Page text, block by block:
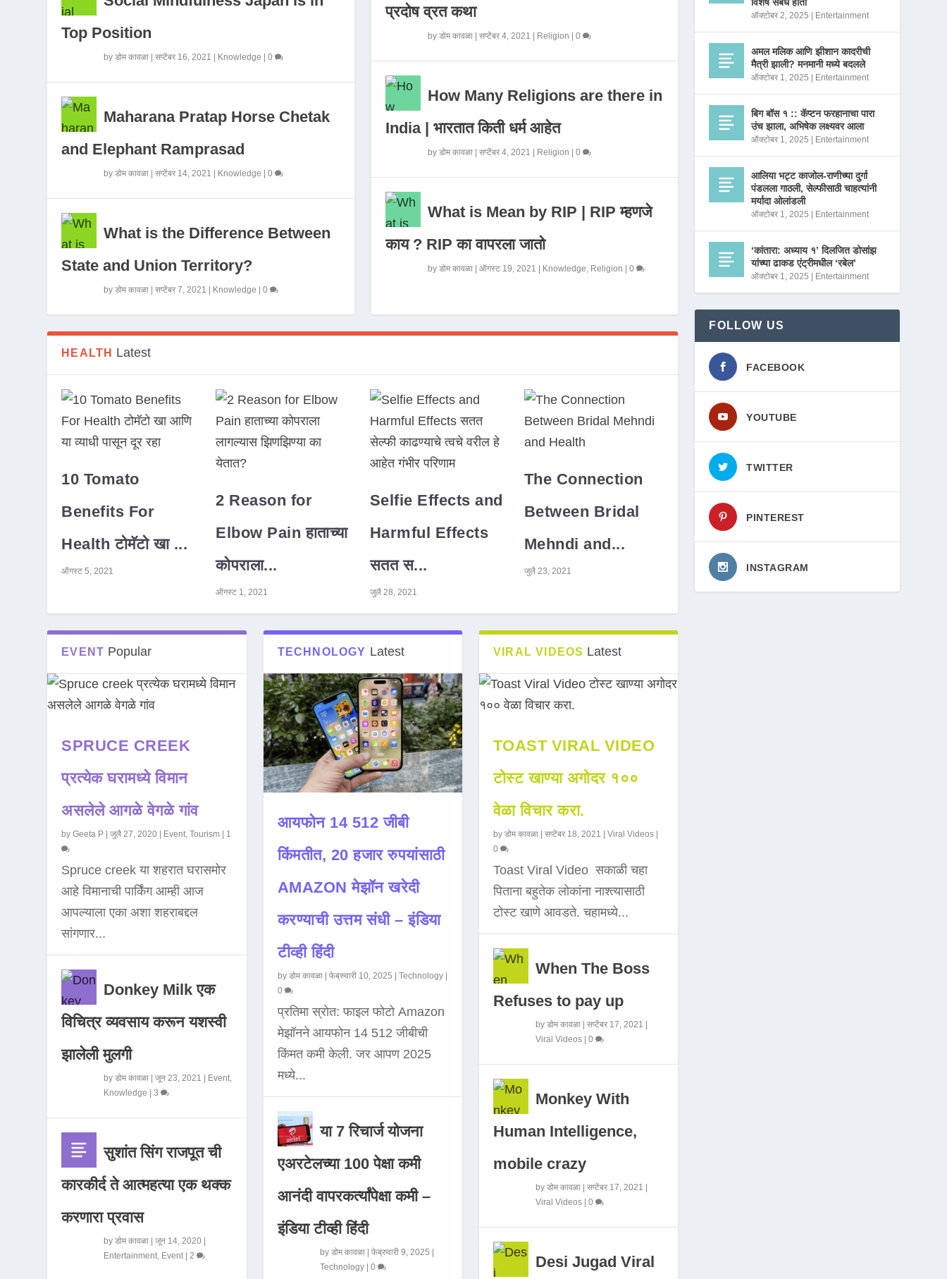
Top Position
byडोम कावळा |सप्टेंबर 16, 2021 Knowledge |0
Maharana Pratap Horse Chetak
and Elephant Ramprasad
byडोम कावळा |सप्टेंबर 14, 2021 Knowledge |0
What is the Difference Between
State and Union Territory?
byडोम कावळा |सप्टेंबर 7, 2021 Knowledge |0
प्रदोष व्रत कथा
by डोम कावळा| सप्टेंबर 4, 2021 Religion 0
How Many Religions are there in
India | भारतात किती धर्म आहेत
by डोम कावळा| सप्टेंबर 4, 2021 Religion 0
What is Mean by RIP | RIP म्हणजे
काय ? RIP का वापरला जातो
by डोम कावळा| ऑगस्ट 19, 2021 Knowledge, Religion 0
HEALTH Latest
10 Tomato
Benefits For
Health टोमॅटो खा ...
ऑगस्ट 5, 2021
2 Reason for
Elbow Pain हाताच्या
कोपराला...
ऑगस्ट 1, 2021
Selfie Effects and
Harmful Effects
सतत स...
जुलै 28, 2021
The Connection
Between Bridal
Mehndi and...
जुलै 23, 2021
EVENT Popular
SPRUCE CREEK
प्रत्येक घरामध्ये विमान
असलेले आगळे वेगळे गांव
byGeeta P |जुलै 27, 2020 | Event ,Tourism | 1
Spruce creek या शहरात घरासमोर
आहे विमानाची पार्किंग आम्ही आज
आपल्याला एका अशा शहराबद्दल
सांगणार...
Donkey Milk एक
विचित्र व्यवसाय करून यशस्वी
झालेली मुलगी
byडोम कावळा |जून 23, 2021 | Event
Knowledge |3
सुशांत सिंग राजपूत ची
कारकीर्द ते आत्महत्या एक थक्क
करणारा प्रवास
byडोम कावळा |जून 14, 2020 |
Entertainment Event | 2
TECHNOLOGY Latest
आयफोन 14 512 जीबी
किंमतीत, 20 हजार रुपयांसाठी
AMAZON मेझॉन खरेदी
करण्याची उत्तम संधी – इंडिया
टीव्ही हिंदी
by डोम कावळा| फेब्रुवारी 10, 2025 Technology|
0
प्रतिमा स्रोत: फाइल फोटो Amazon
मेझॉनने आयफोन 14 512 जीबीची
किंमत कमी केली. जर आपण 2025
मध्ये...
या 7 रिचार्ज योजना
एअरटेलच्या 100 पेक्षा कमी
आनंदी वापरकर्त्यांपेक्षा कमी –
इंडिया टीव्ही हिंदी
by डोम कावळा| फेब्रुवारी 9, 2025
Technology| 0
VIRAL VIDEOS Latest
TOAST VIRAL VIDEO
टोस्ट खाण्या अगोदर १००
वेळा विचार करा.
by डोम कावळा| सप्टेंबर 18, 2021 | Viral Videos|
0
Toast Viral Video सकाळी चहा
पिताना बहुतेक लोकांना नाश्त्यासाठी
टोस्ट खाणे आवडते. चहामध्ये...
When The Boss
Refuses to pay up
by डोम कावळा| सप्टेंबर 17, 2021 |
Viral Videos| 0
Monkey With
Human Intelligence,
mobile crazy
by डोम कावळा| सप्टेंबर 17, 2021 |
Viral Videos| 0
Desi Jugad Viral
विशेष संबंध होता
ऑक्टोबर 2, 2025 Entertainment
अमल मलिक आणि झीशान कादरीची
मैत्री झाली? मनमानी मध्ये बदलले
ऑक्टोबर 1, 2025 Entertainment
बिग बॉस १ :: कॅप्टन फरहानाचा पारा
उंच झाला, अभिषेक लक्ष्यवर आला
ऑक्टोबर 1, 2025 Entertainment
आलिया भट्ट काजोल-राणीच्या दुर्गा
पंडलला गाठली, सेल्फीसाठी चाहत्यांनी
मर्यादा ओलांडली
ऑक्टोबर 1, 2025 Entertainment
‘कांतारा: अध्याय १’ दिलजित डोसांझ
यांच्या ढाकड एंट्रीमधील ‘रबेल’
ऑक्टोबर 1, 2025 Entertainment
FOLLOW US
FACEBOOK
YOUTUBE
TWITTER
PINTEREST
INSTAGRAM